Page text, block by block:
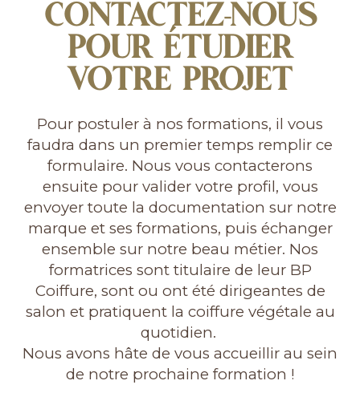
CONTACTEZ-NOUS
POUR ÉTUDIER
VOTRE PROJET
Pour postuler à nos formations, il vous
faudra dans un premier temps remplir ce
formulaire. Nous vous contacterons
ensuite pour valider votre profil, vous
envoyer toute la documentation sur notre
marque et ses formations, puis échanger
ensemble sur notre beau métier. Nos
formatrices sont titulaire de leur BP
Coiffure, sont ou ont été dirigeantes de
salon et pratiquent la coiffure végétale au
quotidien.
Nous avons hâte de vous accueillir au sein
de notre prochaine formation !